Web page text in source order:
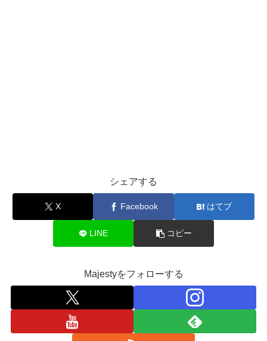
シェアする
X Facebook はてブ
LINE コピー
Majestyをフォローする